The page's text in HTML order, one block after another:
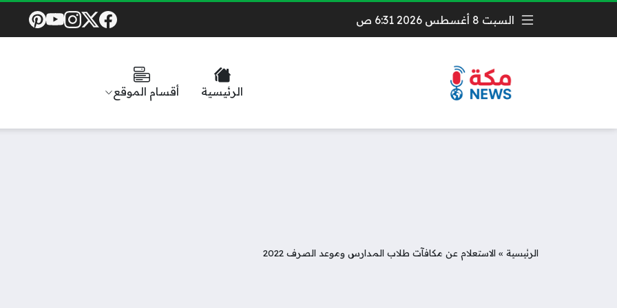
السبت 8 أغسطس 2026 6:31 ص
Social Links
الرئيسية أقسام الموقع
الرئيسية » الاستعلام عن مكافآت طلاب المدارس وموعد الصرف 2022